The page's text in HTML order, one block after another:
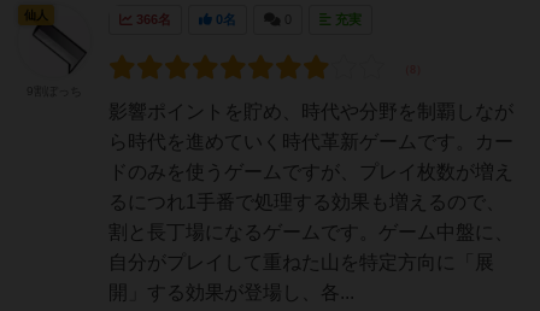
366名 0名 充実
影響ポイントを貯め、時代や分野を制覇しなが
ら時代を進めていく時代革新ゲームです。カー
ドのみを使うゲームですが、プレイ枚数が増え
るにつれ1手番で処理する効果も増えるので、
割と長丁場になるゲームです。ゲーム中盤に、
自分がプレイして重ねた山を特定方向に「展
開」する効果が登場し、各...
仙人